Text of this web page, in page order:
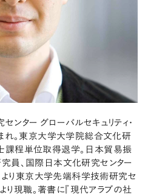
ター グローバルセキュリティ・
。東京大学大学院総合文化研
程単位取得退学。日本貿易振
員、国際日本文化研究センター
り東京大学先端科学技術研究セ
り現職。著書に『現代アラブの社